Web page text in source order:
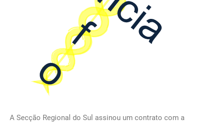
A Secção Regional do Sul assinou um contrato com a